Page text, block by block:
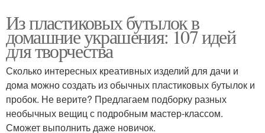
Из пластиковых бутылок в
домашние украшения: 107 идей
для творчества
Сколько интересных креативных изделий для дачи и
дома можно создать из обычных пластиковых бутылок и
пробок. Не верите? Предлагаем подборку разных
необычных вещиц с подробным мастер-классом.
Сможет выполнить даже новичок.